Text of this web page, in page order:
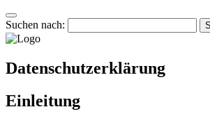
Suchen nach:
Datenschutzerklärung
Einleitung